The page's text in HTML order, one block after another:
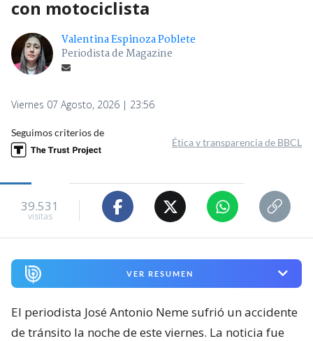
con motociclista
Valentina Espinoza Poblete
Periodista de Magazine
Viernes 07 Agosto, 2026 | 23:56
Seguimos criterios de
Ética y transparencia de BBCL
39.531
visitas
VER RESUMEN
El periodista José Antonio Neme sufrió un accidente
de tránsito la noche de este viernes. La noticia fue